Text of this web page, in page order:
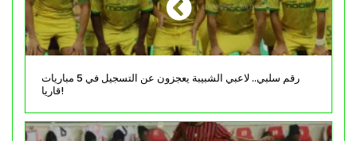
رقم سلبي.. لاعبي الشبيبة يعجزون عن التسجيل في 5 مباريات
قاريا!